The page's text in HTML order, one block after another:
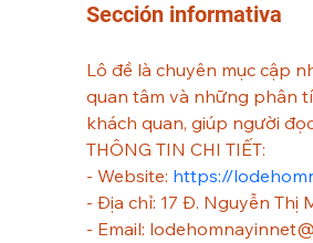
Sección informativa
Lô đề là chuyên mục cập
quan tâm và những phân
khách quan, giúp người
THÔNG TIN CHI TIẾT:
- Website: https://
- Địa chỉ: 17 Đ. Nguyễn Thị
- Email: